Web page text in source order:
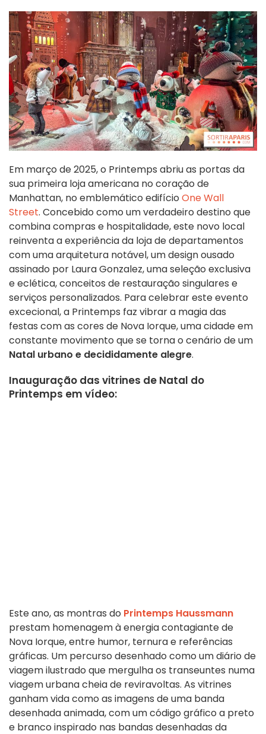
Em março de 2025, o Printemps abriu as portas da
sua primeira loja americana no coração de
Manhattan, no emblemático edifício One Wall
Street. Concebido como um verdadeiro destino que
combina compras e hospitalidade, este novo local
reinventa a experiência da loja de departamentos
com uma arquitetura notável, um design ousado
assinado por Laura Gonzalez, uma seleção exclusiva
e eclética, conceitos de restauração singulares e
serviços personalizados. Para celebrar este evento
excecional, a Printemps faz vibrar a magia das
festas com as cores de Nova Iorque, uma cidade em
constante movimento que se torna o cenário de um
Natal urbano e decididamente alegre.
Inauguração das vitrines de Natal do
Printemps em vídeo:
Este ano, as montras do Printemps Haussmann
prestam homenagem à energia contagiante de
Nova Iorque, entre humor, ternura e referências
gráficas. Um percurso desenhado como um diário de
viagem ilustrado que mergulha os transeuntes numa
viagem urbana cheia de reviravoltas. As vitrines
ganham vida como as imagens de uma banda
desenhada animada, com um código gráfico a preto
e branco inspirado nas bandas desenhadas da